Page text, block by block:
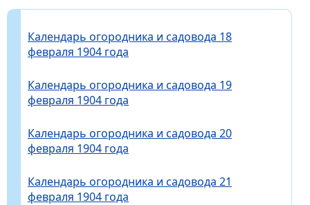
Календарь огородника и садовода 18
февраля 1904 года
Календарь огородника и садовода 19
февраля 1904 года
Календарь огородника и садовода 20
февраля 1904 года
Календарь огородника и садовода 21
февраля 1904 года